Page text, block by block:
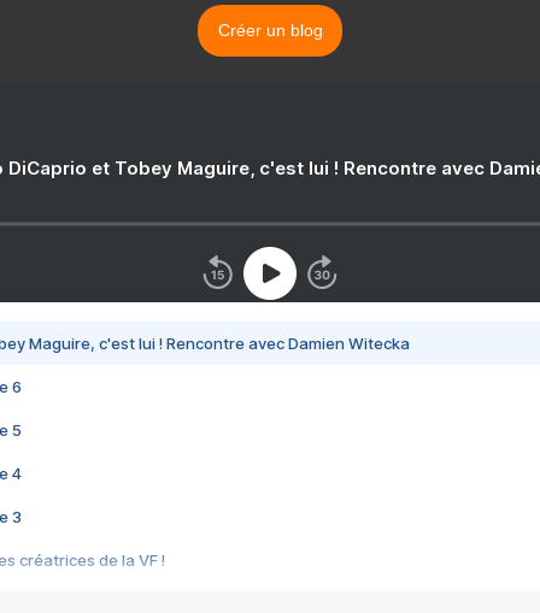
Créer un blog
DiCaprio et Tobey Maguire, c'est lui ! Rencontre avec
Maguire, c'est lui ! Rencontre avec Damien Witecka
6
5
4
3
créatrices de la VF !